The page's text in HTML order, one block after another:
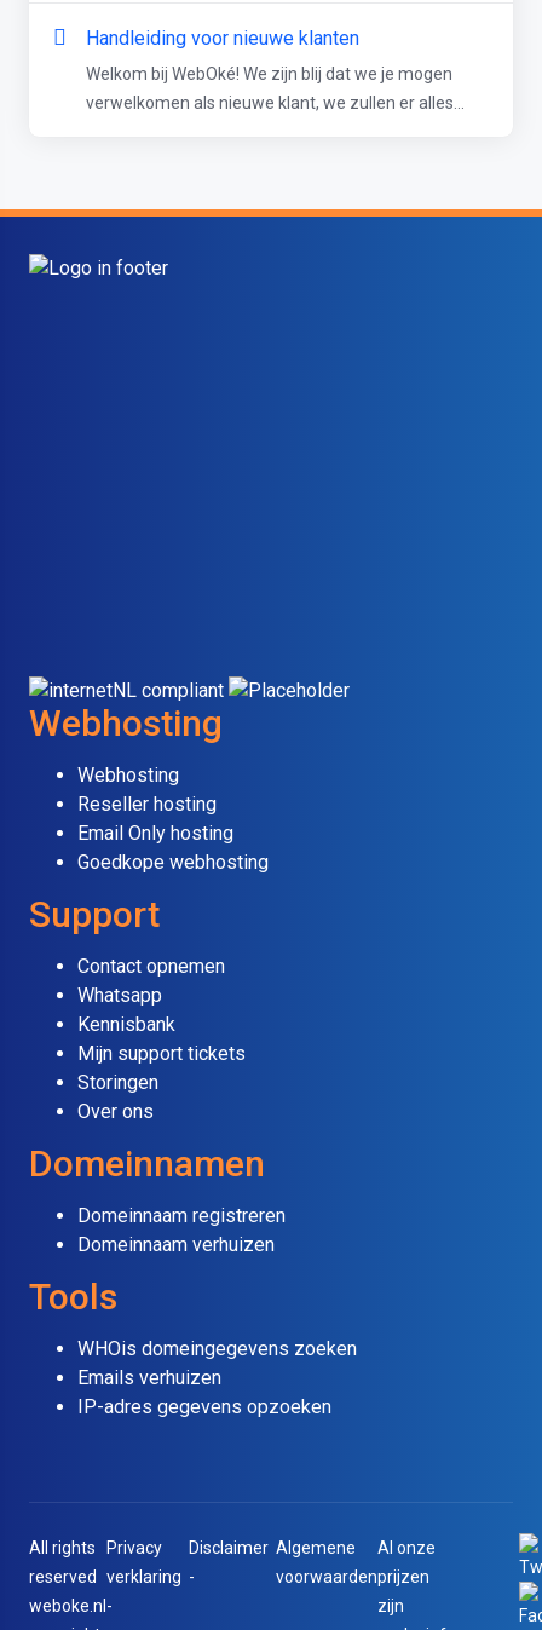
Handleiding voor nieuwe klanten
Welkom bij WebOké! We zijn blij dat we je mogen
verwelkomen als nieuwe klant, we zullen er alles...
Webhosting
Webhosting
Reseller hosting
Email Only hosting
Goedkope webhosting
Support
Contact opnemen
Whatsapp
Kennisbank
Mijn support tickets
Storingen
Over ons
Domeinnamen
Domeinnaam registreren
Domeinnaam verhuizen
Tools
WHOis domeingegevens zoeken
Emails verhuizen
IP-adres gegevens opzoeken
All rights
reserved
weboke.nl
Privacy
verklaring
-
Disclaimer
-
Algemene
voorwaarden
Al onze
prijzen
zijn